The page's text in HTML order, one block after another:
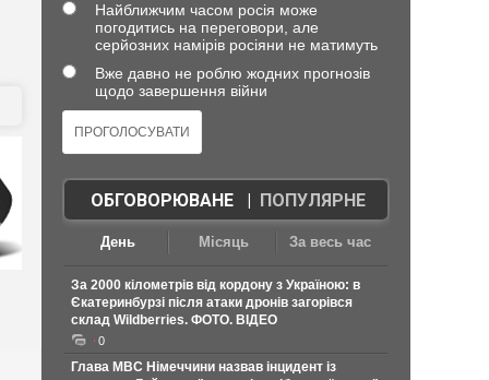
Найближчим часом росія може
погодитись на переговори, але
серйозних намірів росіяни не матимуть
Вже давно не роблю жодних прогнозів
щодо завершення війни
ОБГОВОРЮВАНЕ| ПОПУЛЯРНЕ
День Місяць За весь час
За 2000 кілометрів від кордону з Україною: в
Єкатеринбурзі після атаки дронів загорівся
склад Wildberries. ФОТО. ВІДЕО
0
Глава МВС Німеччини назвав інцидент із